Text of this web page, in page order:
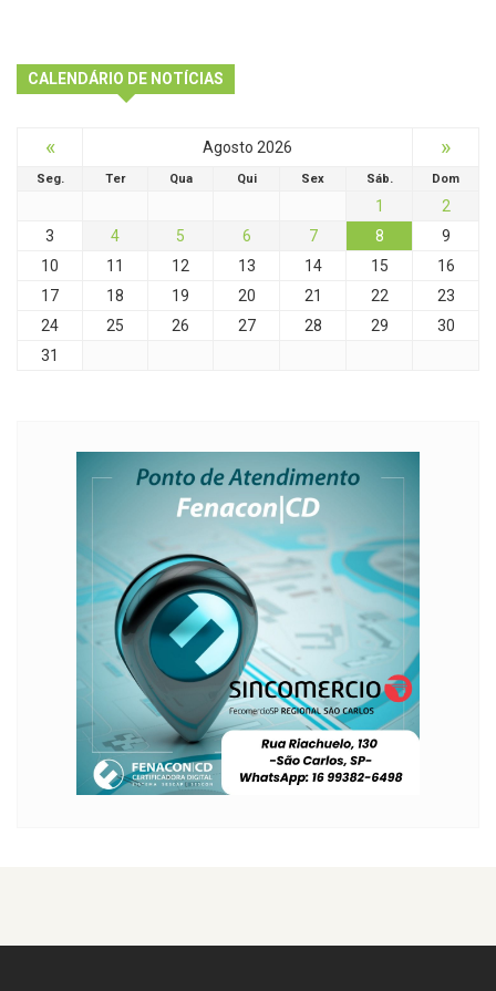
CALENDÁRIO DE NOTÍCIAS
« Agosto 2026 »
Seg. Ter Qua Qui Sex Sáb. Dom
1
2
3
4 5 6 7 8
9
10
11 12 13 14 15
16
17
18 19 20 21 22
23
24
25 26 27 28 29
30
31